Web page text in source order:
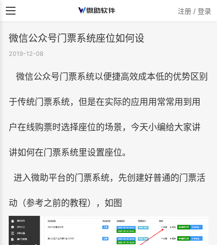
注册 / 登录
微信公众号门票系统座位如何设
2019-12-08
微信公众号门票系统以便捷高效成本低的优势区别
于传统门票系统，但是在实际的应用用常常用到用
户在线购票时选择座位的场景，今天小编给大家讲
讲如何在门票系统里设置座位。
进入微助平台的门票系统，先创建好普通的门票活
动（参考之前的教程），如图